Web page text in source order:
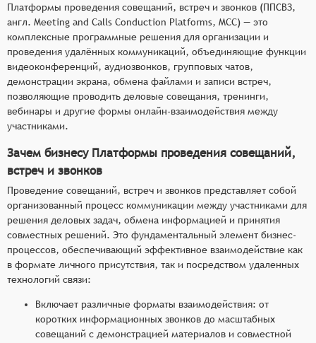
Платформы проведения совещаний, встреч и звонков (ППСВЗ,
англ. Meeting and Calls Conduction Platforms, MCC) — это
комплексные программные решения для организации и
проведения удалённых коммуникаций, объединяющие функции
видеоконференций, аудиозвонков, групповых чатов,
демонстрации экрана, обмена файлами и записи встреч,
позволяющие проводить деловые совещания, тренинги,
вебинары и другие формы онлайн-взаимодействия между
участниками.
Зачем бизнесу Платформы проведения совещаний,
встреч и звонков
Проведение совещаний, встреч и звонков представляет собой
организованный процесс коммуникации между участниками для
решения деловых задач, обмена информацией и принятия
совместных решений. Это фундаментальный элемент бизнес-
процессов, обеспечивающий эффективное взаимодействие как
в формате личного присутствия, так и посредством удаленных
технологий связи:
Включает различные форматы взаимодействия: от
коротких информационных звонков до масштабных
совещаний с демонстрацией материалов и совместной